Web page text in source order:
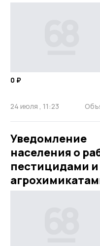
0 ₽
24 июля , 11:23
Уведомление
населения о
пестицидами и